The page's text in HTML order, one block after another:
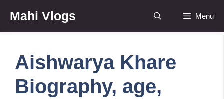
content
Mahi Vlogs Menu
Aishwarya Khare
Biography, age,